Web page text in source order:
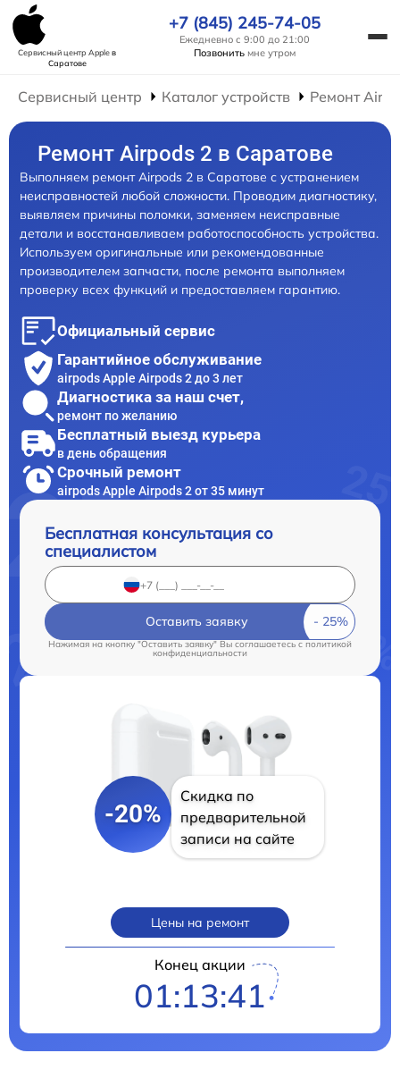
Сервисный центр Appleв
Саратове
+7 (845) 245-74-05
Ежедневно с 9:00 до 21:00
Позвонить мне утром
Сервисный центр Каталог устройств Ремонт
Ремонт Airpods 2 в Саратове
Выполняем ремонт Airpods 2 в Саратове с устранением
неисправностей любой сложности. Проводим диагностику,
выявляем причины поломки, заменяем неисправные
детали и восстанавливаем работоспособность устройства.
Используем оригинальные или рекомендованные
производителем запчасти, после ремонта выполняем
проверку всех функций и предоставляем гарантию.
Официальный сервис
Гарантийное обслуживание
airpods Apple Airpods 2 до 3 лет
Диагностика за наш счет,
ремонт по желанию
Бесплатный выезд курьера
в день обращения
Срочный ремонт
airpods Apple Airpods 2 от 35 минут
Бесплатная консультация со
специалистом
Оставить заявку
Нажимая на кнопку "Оставить заявку" Вы соглашаетесь cполитикой
конфиденциальности
-20%
Скидка по
предварительной
записи на сайте
Цены на ремонт
Конец акции
01:13:40